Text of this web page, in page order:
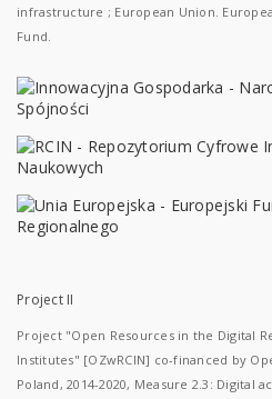
infrastructure ; European Union.
Fund.
Project II
Project "Open Resources in the Digital
Institutes" [OZwRCIN] co-financed by
Poland, 2014-2020, Measure 2.3: Digital